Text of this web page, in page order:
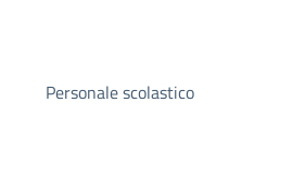
Personale scolastico